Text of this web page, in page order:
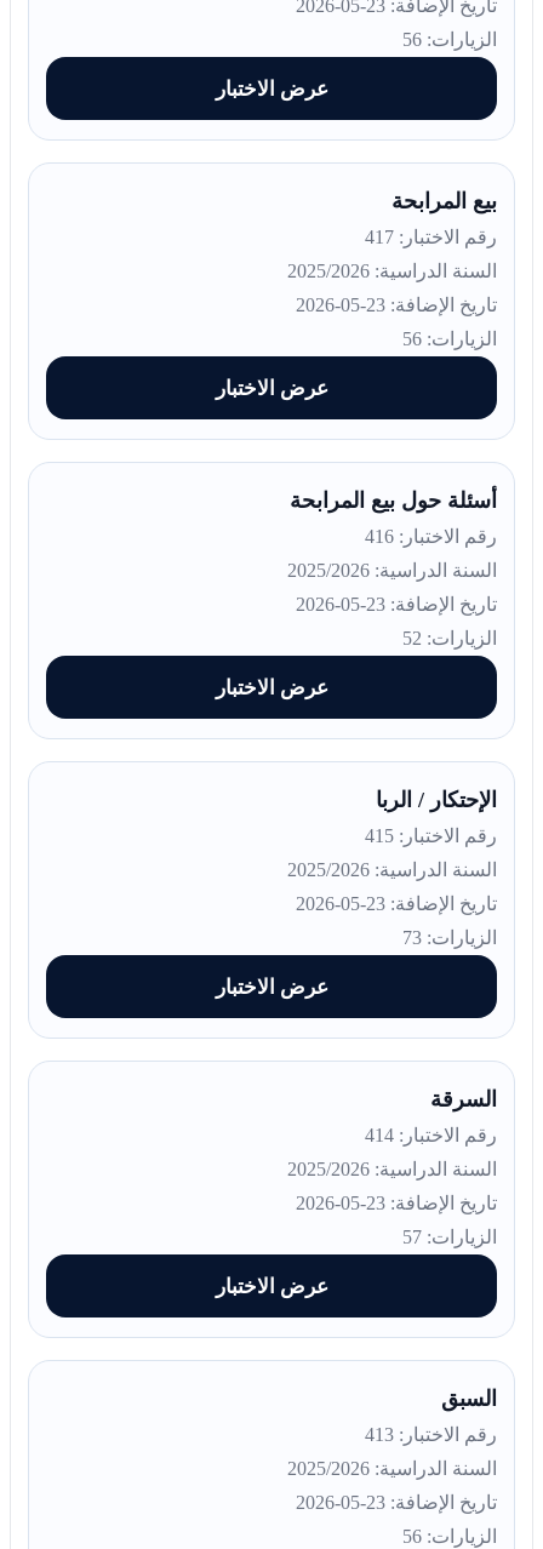
تاريخ الإضافة: 23-05-2026
الزيارات: 56
عرض الاختبار
بيع المرابحة
رقم الاختبار: 417
السنة الدراسية: 2025/2026
تاريخ الإضافة: 23-05-2026
الزيارات: 56
عرض الاختبار
أسئلة حول بيع المرابحة
رقم الاختبار: 416
السنة الدراسية: 2025/2026
تاريخ الإضافة: 23-05-2026
الزيارات: 52
عرض الاختبار
الإحتكار / الربا
رقم الاختبار: 415
السنة الدراسية: 2025/2026
تاريخ الإضافة: 23-05-2026
الزيارات: 73
عرض الاختبار
السرقة
رقم الاختبار: 414
السنة الدراسية: 2025/2026
تاريخ الإضافة: 23-05-2026
الزيارات: 57
عرض الاختبار
السبق
رقم الاختبار: 413
السنة الدراسية: 2025/2026
تاريخ الإضافة: 23-05-2026
الزيارات: 56